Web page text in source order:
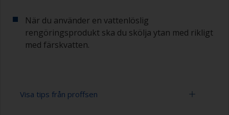
När du använder en vattenlöslig
rengöringsprodukt ska du skölja ytan med rikligt
med färskvatten.
Visa tips från proffsen